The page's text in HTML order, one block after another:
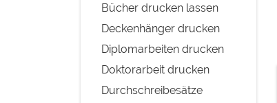
Bücher drucken lassen
Deckenhänger drucken
Diplomarbeiten drucken
Doktorarbeit drucken
Durchschreibesätze